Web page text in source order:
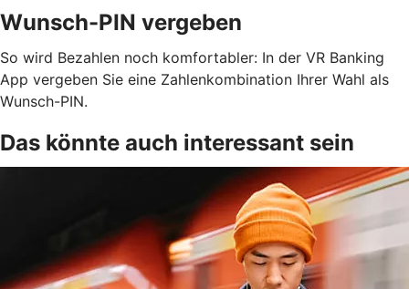
Wunsch-PIN vergeben
So wird Bezahlen noch komfortabler: In der VR Banking
App vergeben Sie eine Zahlenkombination Ihrer Wahl als
Wunsch-PIN.
Das könnte auch interessant sein